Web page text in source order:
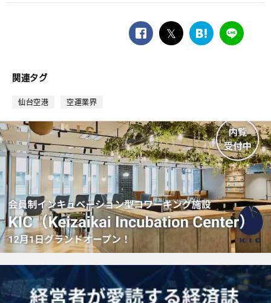
facebook
twitter
は
ー
ク
LINE
関連タグ
仙台空港 空運業界